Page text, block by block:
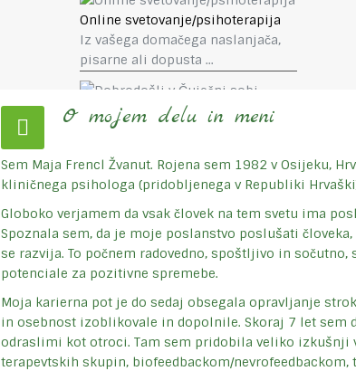
Online svetovanje/psihoterapija
Iz vašega domačega naslanjača,
pisarne ali dopusta ...
Dobrodošli v Čuječni sobi
Center za svetovanje,
Kopru
O mojem delu in meni
Sem Maja Frencl Žvanut. Rojena sem 1982 v Osijeku,
kliničnega psihologa (pridobljenega v Republiki
Globoko verjamem da vsak človek na tem svetu ima
Spoznala sem, da je moje poslanstvo poslušati
se razvija. To počnem radovedno, spoštljivo in
potenciale za pozitivne spremebe.
Moja karierna pot je do sedaj obsegala opravljanje
in osebnost izoblikovale in dopolnile. Skoraj 7 let sem
odraslimi kot otroci. Tam sem pridobila veliko izkušnji
terapevtskih skupin, biofeedbackom/